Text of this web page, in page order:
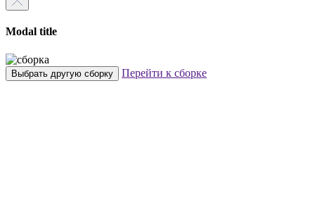
Modal title
Выбрать другую сборку Перейти к сборке